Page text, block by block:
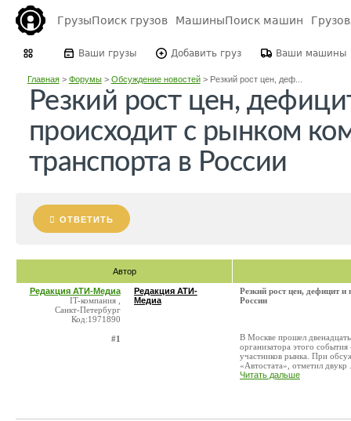
ГрузыПоиск грузов МашиныПоиск машин
Ваши грузы Добавить груз Ваши машины
Главная> Форумы> Обсуждение новостей> Резкий рост цен, деф...
Резкий рост цен,
происходит с рынком
транспорта в России
ОТВЕТИТЬ
Автор
Редакция АТИ-Медиа
IT-компания ,
Санкт-Петербург
Код:1971890
#1
Редакция АТИ-
Медиа
Резкий рост цен, дефицит
России
В Москве прошел
организатора этого
участников рынка. При
«Автостата», отметил двукр
Читать дальше